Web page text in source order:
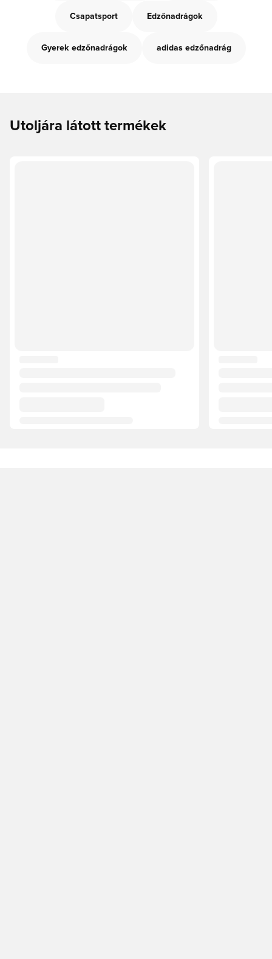
Csapatsport Edzőnadrágok
Gyerek edzőnadrágok adidas edzőnadrág
Utoljára látott termékek